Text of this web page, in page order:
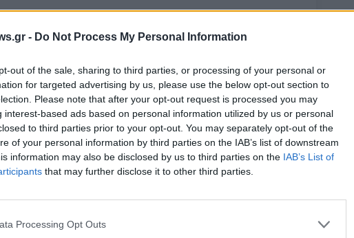
- Do Not Process My Personal Information
out of the sale, sharing to third parties, or processing of your personal or
for targeted advertising by us, please use the below opt-out section to
Please note that after your opt-out request is processed you may
interest-based ads based on personal information utilized by us or personal
to third parties prior to your opt-out. You may separately opt-out of the
of your personal information by third parties on the IAB’s list of downstream
information may also be disclosed by us to third parties on the IAB’s List of
that may further disclose it to other third parties.
Processing Opt Outs
Studies από τη ναυτιλία, τον αγροτικό
σώμα του συνεδρίου, το οποίο χωρίζεται